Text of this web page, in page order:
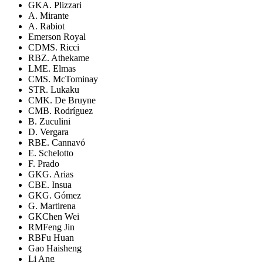
GKA. Plizzari
A. Mirante
A. Rabiot
Emerson Royal
CDMS. Ricci
RBZ. Athekame
LME. Elmas
CMS. McTominay
STR. Lukaku
CMK. De Bruyne
CMB. Rodríguez
B. Zuculini
D. Vergara
RBE. Cannavó
E. Schelotto
F. Prado
GKG. Arias
CBE. Insua
GKG. Gómez
G. Martirena
GKChen Wei
RMFeng Jin
RBFu Huan
Gao Haisheng
Li Ang